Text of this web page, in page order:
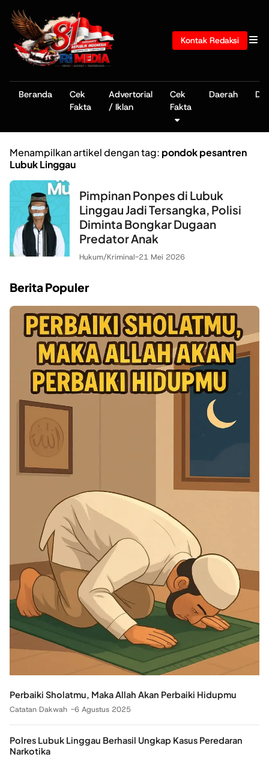
Kontak Redaksi
Beranda
Cek
Fakta
Advertorial
/ Iklan
Cek
Fakta
Daerah
Menampilkan artikel dengan tag: pondok pesantren
Lubuk Linggau
Pimpinan Ponpes di Lubuk
Linggau Jadi Tersangka, Polisi
Diminta Bongkar Dugaan
Predator Anak
Hukum/Kriminal-21 Mei 2026
Berita Populer
Perbaiki Sholatmu, Maka Allah Akan Perbaiki Hidupmu
Catatan Dakwah 6 Agustus 2025
Polres Lubuk Linggau Berhasil Ungkap Kasus Peredaran
Narkotika